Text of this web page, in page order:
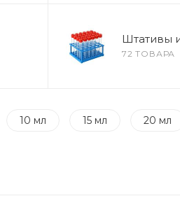
Штативы
72 ТОВАРА
10 мл 15 мл 20 мл